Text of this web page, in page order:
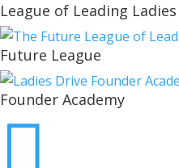
League of Leading Ladies
Future League
Founder Academy